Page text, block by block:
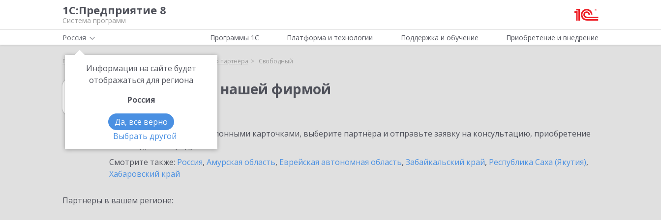
1С:Предприятие 8
Система программ
Россия
Информация на сайте будет
отображаться для региона
Россия
Да, все верно
Выбрать другой
Программы 1С Платформа и технологии Поддержка и обучение Приобретение и внедрение
Главная Выбор партнёра Свободный
1С:Управление нашей фирмой
в Свободном
Ознакомьтесь с информационными карточками, выберите партнёра и отправьте заявку на консультацию, приобретение
Смотрите также: Россия, Амурская область, Еврейская автономная область, Забайкальский край, Республика Саха (Якутия),
Хабаровский край
Партнеры в вашем регионе: